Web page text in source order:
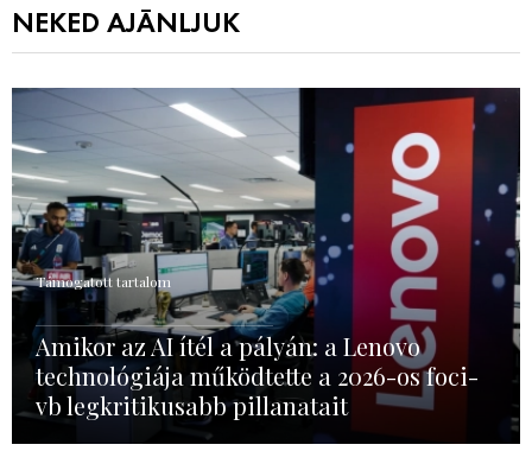
NEKED AJÁNLJUK
Támogatott tartalom
Amikor az AI ítél a pályán: a Lenovo
technológiája működtette a 2026-os foci-
vb legkritikusabb pillanatait